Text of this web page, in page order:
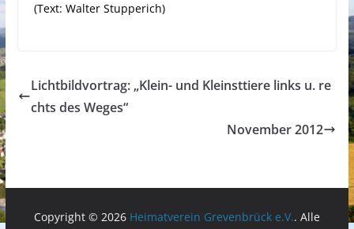
(Text: Walter Stupperich)
Lichtbildvortrag: „Klein- und Kleinsttiere links u. re
chts des Weges“
November 2012
Copyright © 2026 Heimatverein Grevenbrück e.V.. Alle